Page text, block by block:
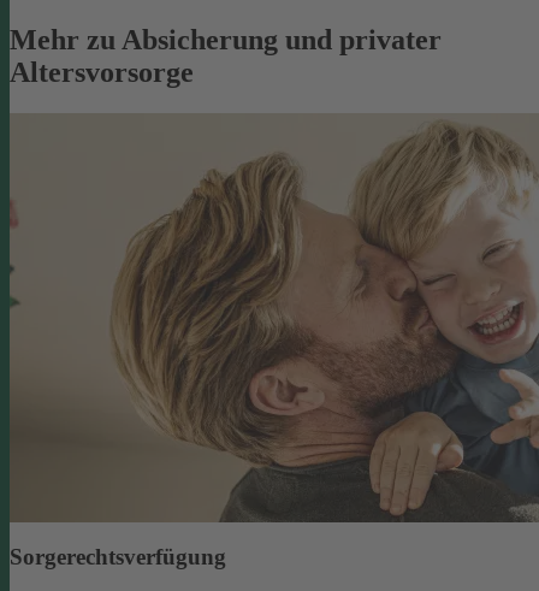
Mehr zu Absicherung und privater
Altersvorsorge
Sorgerechtsverfügung